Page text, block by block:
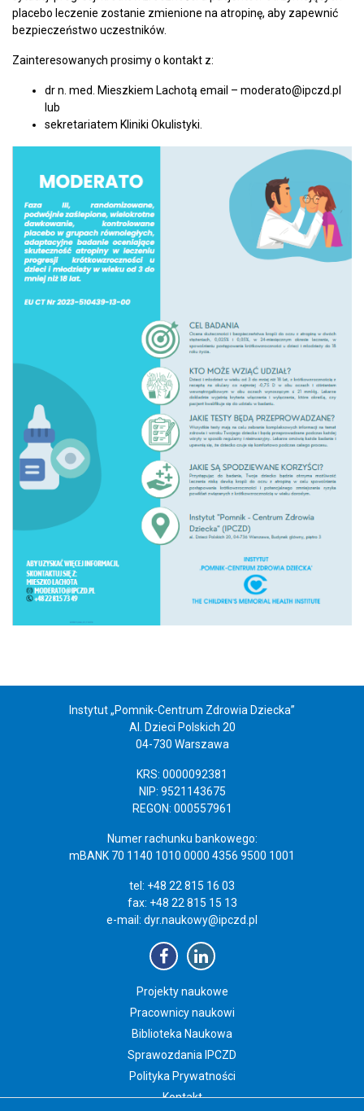
placebo leczenie zostanie zmienione na atropinę, aby zapewnić
bezpieczeństwo uczestników.
Zainteresowanych prosimy o kontakt z:
dr n. med. Mieszkiem Lachotą email – moderato@ipczd.pl
lub
sekretariatem Kliniki Okulistyki.
Instytut „Pomnik-Centrum Zdrowia Dziecka”
Al. Dzieci Polskich 20
04-730 Warszawa
KRS: 0000092381
NIP: 9521143675
REGON: 000557961
Numer rachunku bankowego:
mBANK 70 1140 1010 0000 4356 9500 1001
tel: +48 22 815 16 03
fax: +48 22 815 15 13
e-mail: dyr.naukowy@ipczd.pl
Projekty naukowe
Pracownicy naukowi
Biblioteka Naukowa
Sprawozdania IPCZD
Polityka Prywatności
Kontakt